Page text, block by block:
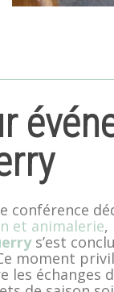
conférence
et animalerie,
s’est
moment
les échanges